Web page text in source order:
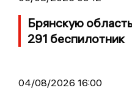
Брянскую
291 беспилотник
04/08/2026 16:00